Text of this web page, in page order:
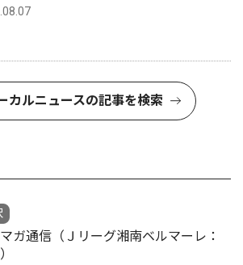
カルニュースの記事を検索
ガ通信（Ｊリーグ湘南ベルマーレ：